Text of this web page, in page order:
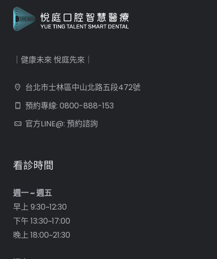
｜健康未來 悅庭先來｜
台北市士林區中山北路五段472號
預約專線: 0800-888-153
官方LINE@: 預約諮詢
看診時間
週一 ~ 週五
早上 9:30~12:30
下午 13:30~17:00
晚上 18:00~21:30